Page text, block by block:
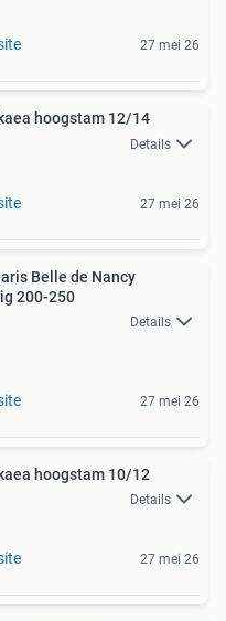
27 mei 26
hoogstam 12/14
Details
27 mei 26
Belle de Nancy
200-250
Details
27 mei 26
hoogstam 10/12
Details
27 mei 26